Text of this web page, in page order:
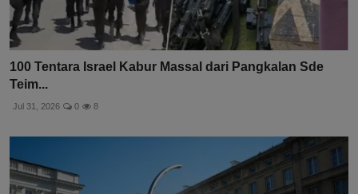
100 Tentara Israel Kabur Massal dari Pangkalan Sde
Teim...
Jul 31, 2026 0 8